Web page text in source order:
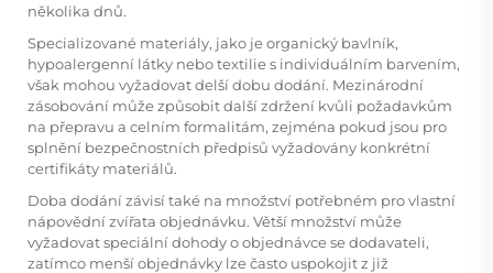
několika dnů.
Specializované materiály, jako je organický bavlník,
hypoalergenní látky nebo textilie s individuálním barvením,
však mohou vyžadovat delší dobu dodání. Mezinárodní
zásobování může způsobit další zdržení kvůli požadavkům
na přepravu a celním formalitám, zejména pokud jsou pro
splnění bezpečnostních předpisů vyžadovány konkrétní
certifikáty materiálů.
Doba dodání závisí také na množství potřebném provlastní
nápovědní zvířata objednávku. Větší množství může
vyžadovat speciální dohody o objednávce se dodavateli,
zatímco menší objednávky lze často uspokojit z již